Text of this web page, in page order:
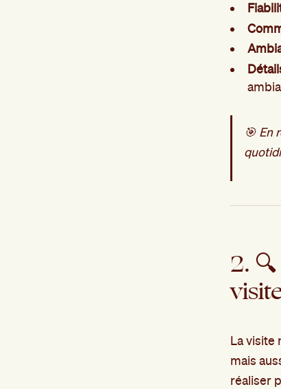
🎯 En
2.
La visite
mais
réaliser